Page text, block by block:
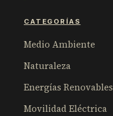
CATEGORÍAS
Medio Ambiente
Naturaleza
Energías Renovables
Movilidad Eléctrica